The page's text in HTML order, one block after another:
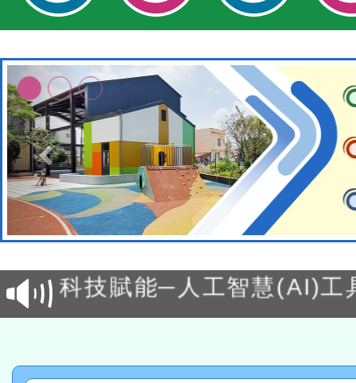
本館辦理115年度閱讀磐
讀推動專業研習
科技賦能─人工智慧(AI)工
程
A3數位素養講師名單